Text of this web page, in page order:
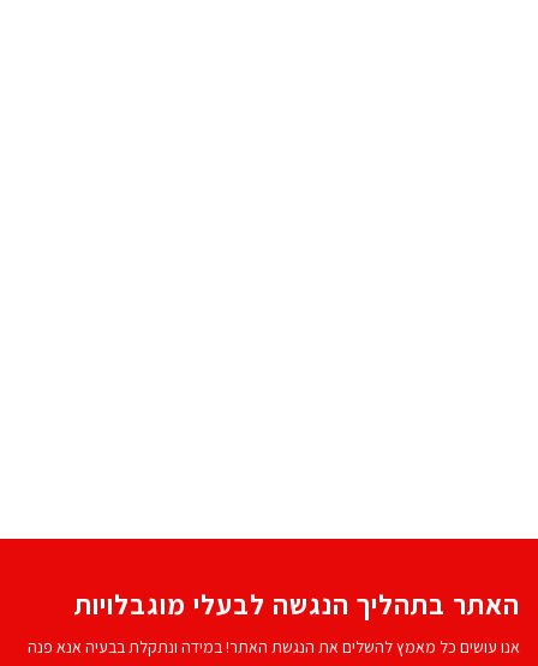
האתר בתהליך הנגשה לבעלי מוגבלויות
אנו עושים כל מאמץ להשלים את הנגשת האתר! במידה ונתקלת בבעיה אנא פנה